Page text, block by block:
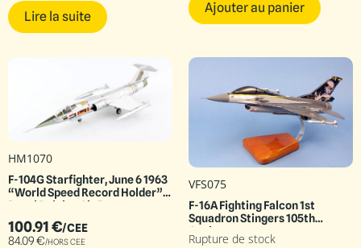
Lire la suite
Ajouter au panier
HM1070
F-104G Starfighter, June 6 1963
“World Speed Record Holder”
Royal Belgian Air Force
100.91€/CEE
84.09€/HORS CEE
VFS075
F-16A Fighting Falcon 1st
Squadron Stingers 105th
Anniversary
Rupture de stock